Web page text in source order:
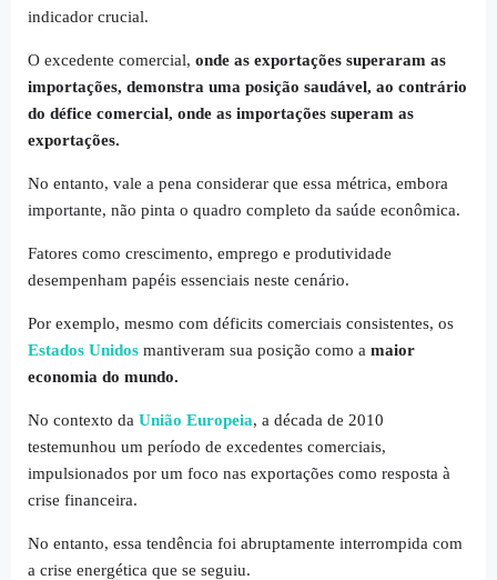
indicador crucial.
O excedente comercial, onde as exportações superaram as
importações, demonstra uma posição saudável, ao contrário
do défice comercial, onde as importações superam as
exportações.
No entanto, vale a pena considerar que essa métrica, embora
importante, não pinta o quadro completo da saúde econômica.
Fatores como crescimento, emprego e produtividade
desempenham papéis essenciais neste cenário.
Por exemplo, mesmo com déficits comerciais consistentes, os
Estados Unidos mantiveram sua posição como a maior
economia do mundo.
No contexto da União Europeia, a década de 2010
testemunhou um período de excedentes comerciais,
impulsionados por um foco nas exportações como resposta à
crise financeira.
No entanto, essa tendência foi abruptamente interrompida com
a crise energética que se seguiu.